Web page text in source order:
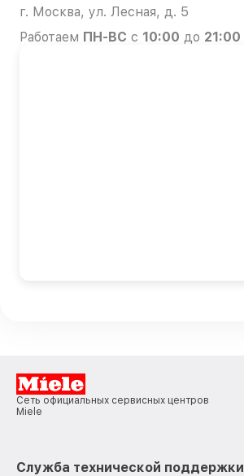
г. Москва, ул. Лесная, д. 5
Работаем ПН-ВС с 10:00 до 21:00
Сеть официальных сервисных центров
Miele
Служба технической поддержки